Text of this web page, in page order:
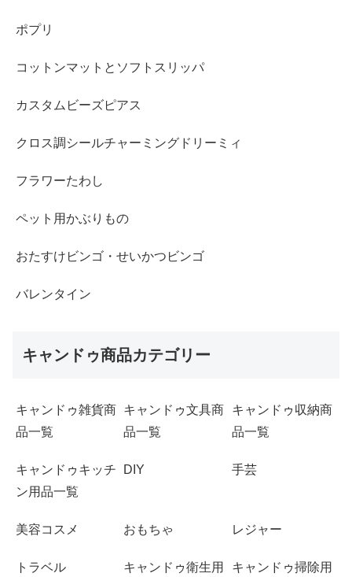
ポプリ
コットンマットとソフトスリッパ
カスタムビーズピアス
クロス調シールチャーミングドリーミィ
フラワーたわし
ペット用かぶりもの
おたすけビンゴ・せいかつビンゴ
バレンタイン
キャンドゥ商品カテゴリー
キャンドゥ雑貨商
品一覧
キャンドゥ文具商
品一覧
キャンドゥ収納商
品一覧
キャンドゥキッチ
ン用品一覧
DIY 手芸
美容コスメ おもちゃ レジャー
トラベル
キャンドゥ衛生用
キャンドゥ掃除用